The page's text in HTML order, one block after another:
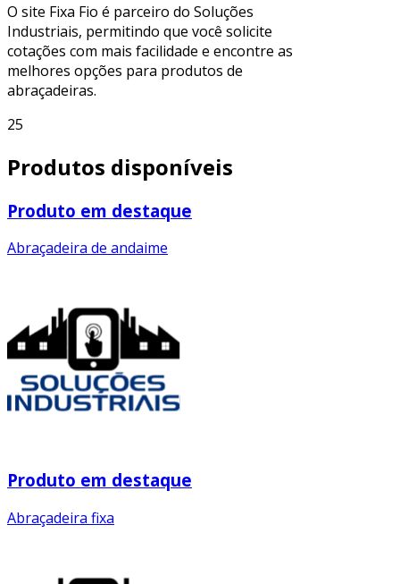
O site Fixa Fio é parceiro do Soluções
Industriais, permitindo que você solicite
cotações com mais facilidade e encontre as
melhores opções para produtos de
abraçadeiras.
25
Produtos disponíveis
Produto em destaque
Abraçadeira de andaime
Produto em destaque
Abraçadeira fixa